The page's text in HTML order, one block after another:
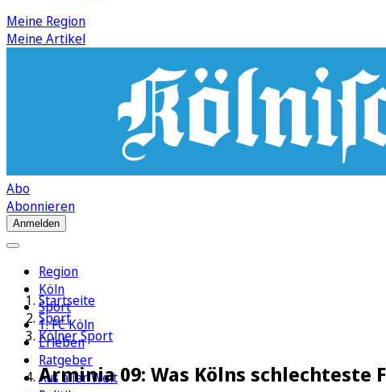
Meine Region
Meine Artikel
Abo
Abonnieren
Anmelden
Region
Köln
Sport
1. FC Köln
Erleben
Ratgeber
Aus aller Welt
Startseite
Sport
Kölner Sport
Arminia 09: Was Kölns